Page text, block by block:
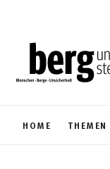
HOME THEMEN